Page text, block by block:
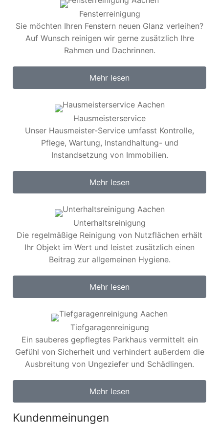
Fensterreinigung​
Sie möchten Ihren Fenstern neuen Glanz verleihen?
Auf Wunsch reinigen wir gerne zusätzlich Ihre
Rahmen und Dachrinnen.
Mehr lesen
Hausmeisterservice
Unser Hausmeister-Service umfasst Kontrolle,
Pflege, Wartung, Instandhaltung- und
Instandsetzung von Immobilien.
Mehr lesen
Unterhaltsreinigung
Die regelmäßige Reinigung von Nutzflächen erhält
Ihr Objekt im Wert und leistet zusätzlich einen
Beitrag zur allgemeinen Hygiene.
Mehr lesen
Tiefgaragenreinigung
Ein sauberes gepflegtes Parkhaus vermittelt ein
Gefühl von Sicherheit und verhindert außerdem die
Ausbreitung von Ungeziefer und Schädlingen.
Mehr lesen
Kundenmeinungen